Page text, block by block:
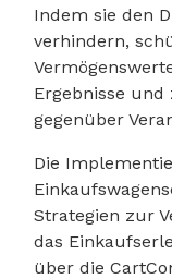
Indem sie den
verhindern,
Ergebnisse
gegenüber
Die
Strategien zur
das
über die